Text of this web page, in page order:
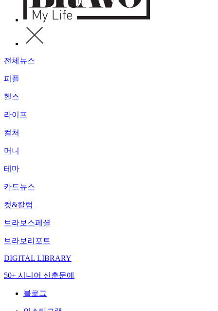
전체뉴스
피플
헬스
라이프
컬처
머니
테마
카드뉴스
컷&칼럼
브라보스페셜
브라보리포트
DIGITAL LIBRARY
50+ 시니어 신춘문예
블로그